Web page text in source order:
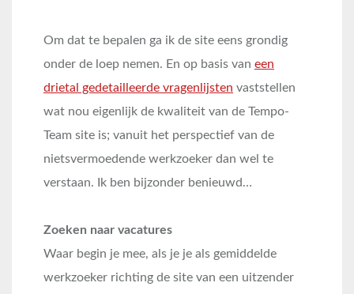
Om dat te bepalen ga ik de site eens grondig
onder de loep nemen. En op basis van een
drietal gedetailleerde vragenlijsten vaststellen
wat nou eigenlijk de kwaliteit van de Tempo-
Team site is; vanuit het perspectief van de
nietsvermoedende werkzoeker dan wel te
verstaan. Ik ben bijzonder benieuwd…
Zoeken naar vacatures
Waar begin je mee, als je je als gemiddelde
werkzoeker richting de site van een uitzender